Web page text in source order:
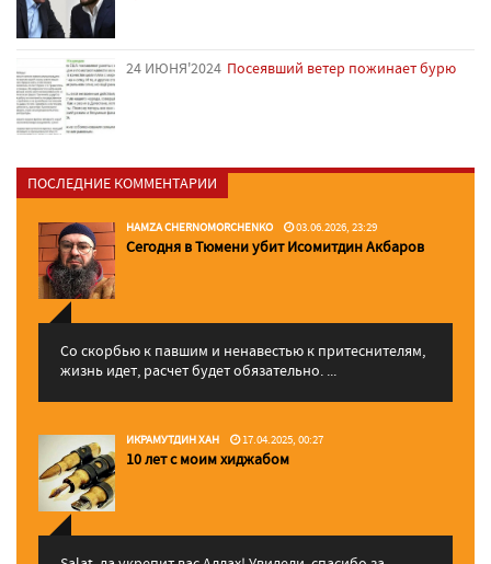
24 ИЮНЯ'2024 Посеявший ветер пожинает бурю
ПОСЛЕДНИЕ КОММЕНТАРИИ
HAMZA CHERNOMORCHENKO 03.06.2026, 23:29
Сегодня в Тюмени убит Исомитдин Акбаров
Со скорбью к павшим и ненавестью к притеснителям,
жизнь идет, расчет будет обязательно. ...
ИКРАМУТДИН ХАН 17.04.2025, 00:27
10 лет с моим хиджабом